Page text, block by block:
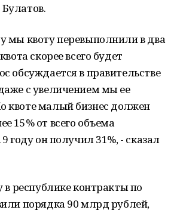
мы квоту перевыполнили в два
скорее всего будет
обсуждается в правительстве
с увеличением мы ее
квоте малый бизнес должен
15% от всего объема
году он получил 31%, - сказал
в республике контракты по
порядка 90 млрд рублей,